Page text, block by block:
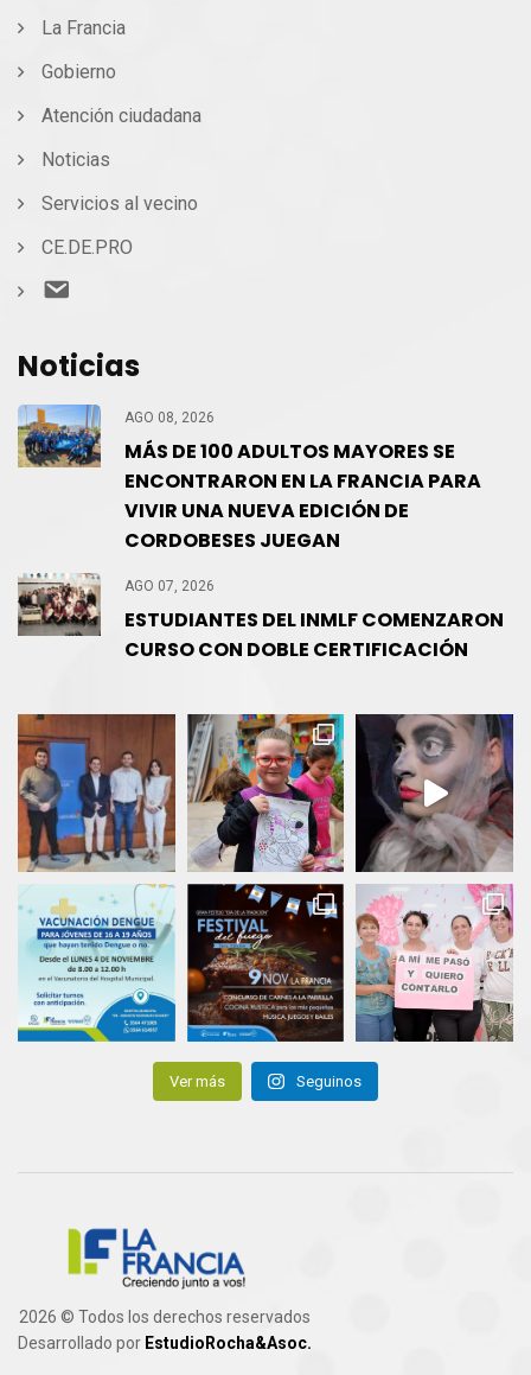
La Francia
Gobierno
Atención ciudadana
Noticias
Servicios al vecino
CE.DE.PRO
Noticias
AGO 08, 2026
MÁS DE 100 ADULTOS MAYORES SE
ENCONTRARON EN LA FRANCIA PARA
VIVIR UNA NUEVA EDICIÓN DE
CORDOBESES JUEGAN
AGO 07, 2026
ESTUDIANTES DEL INMLF COMENZARON
CURSO CON DOBLE CERTIFICACIÓN
Ver más Seguinos
2026 © Todos los derechos reservados
Desarrollado por EstudioRocha&Asoc.